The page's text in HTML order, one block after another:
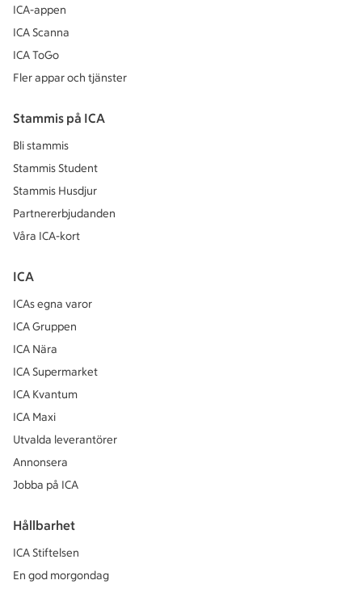
ICA-appen
ICA Scanna
ICA ToGo
Fler appar och tjänster
Stammis på ICA
Bli stammis
Stammis Student
Stammis Husdjur
Partnererbjudanden
Våra ICA-kort
ICA
ICAs egna varor
ICA Gruppen
ICA Nära
ICA Supermarket
ICA Kvantum
ICA Maxi
Utvalda leverantörer
Annonsera
Jobba på ICA
Hållbarhet
ICA Stiftelsen
En god morgondag